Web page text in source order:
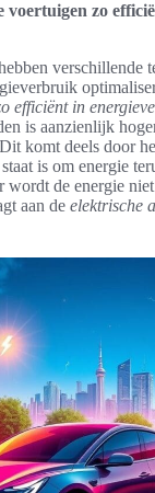
voertuigen zo
verschillende
efficiënt in
is aanzienlijk
komt deels door
is om energie
wordt de energie
aan de elektrische